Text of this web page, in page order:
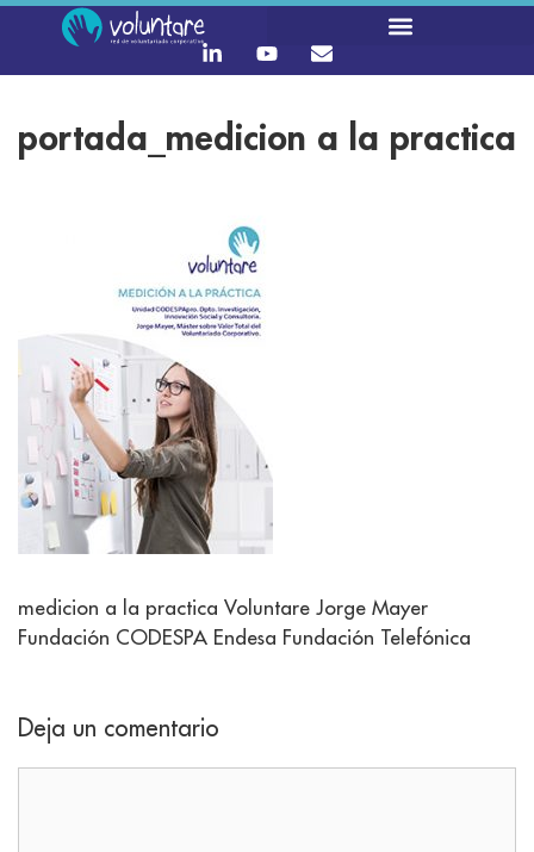
portada_medicion a la practica
medicion a la practica Voluntare Jorge Mayer
Fundación CODESPA Endesa Fundación Telefónica
Deja un comentario